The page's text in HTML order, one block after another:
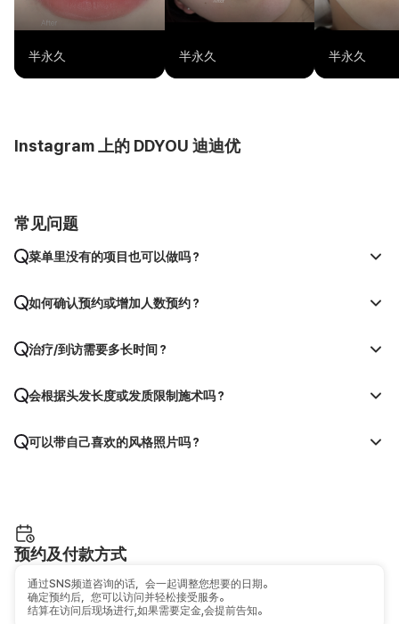
半永久 半永久 半永久
Instagram 上的 DDYOU 迪迪优
常见问题
菜单里没有的项目也可以做吗？
如何确认预约或增加人数预约？
治疗/到访需要多长时间？
会根据头发长度或发质限制施术吗？
可以带自己喜欢的风格照片吗？
预约及付款方式
通过SNS频道咨询的话，会一起调整您想要的日期。
确定预约后，您可以访问并轻松接受服务。
结算在访问后现场进行,如果需要定金,会提前告知。